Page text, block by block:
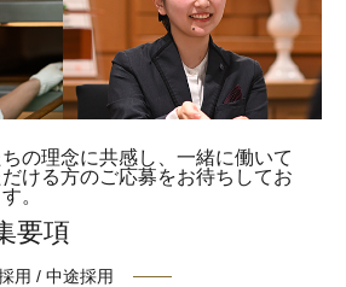
の理念に共感し、一緒に働いて
ける方のご応募をお待ちしてお
。
要項
用 / 中途採用